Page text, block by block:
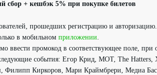
сбор + кешбэк 5% при покупке билетов
прошедших регистрацию и авторизацию.
в мобильном приложении.
ввести промокод в соответствующее поле, при
следующие события: Егор Крид, МОТ, The
Филипп Киркоров, Мари Краймбрери, Медиа